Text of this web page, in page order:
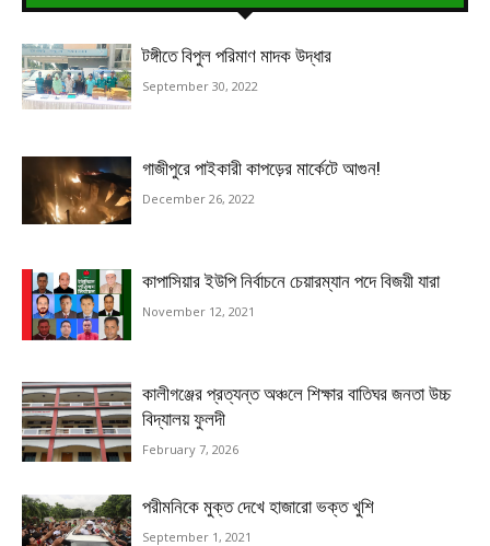
টঙ্গীতে বিপুল পরিমাণ মাদক উদ্ধার
September 30, 2022
গাজীপুরে পাইকারী কাপড়ের মার্কেটে আগুন!
December 26, 2022
কাপাসিয়ার ইউপি নির্বাচনে চেয়ারম্যান পদে বিজয়ী যারা
November 12, 2021
কালীগঞ্জের প্রত্যন্ত অঞ্চলে শিক্ষার বাতিঘর জনতা উচ্চ
বিদ্যালয় ফুলদী
February 7, 2026
পরীমনিকে মুক্ত দেখে হাজারো ভক্ত খুশি
September 1, 2021